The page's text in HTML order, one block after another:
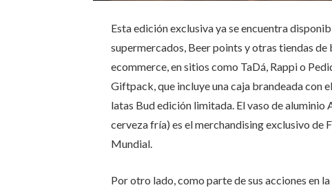
Esta edición exclusiva ya se encuentra
supermercados, Beer points y otras tiendas
ecommerce, en sitios como TaDá, Rappi o
Giftpack, que incluye una caja brandeada con
latas Bud edición limitada. El vaso de
cerveza fría) es el merchandising exclusivo de
Mundial.
Por otro lado, como parte de sus acciones en